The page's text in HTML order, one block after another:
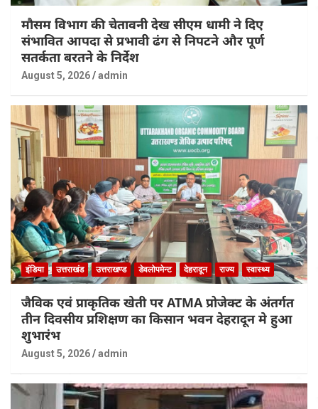
मौसम विभाग की चेतावनी देख सीएम धामी ने दिए
संभावित आपदा से प्रभावी ढंग से निपटने और पूर्ण
सतर्कता बरतने के निर्देश
August 5, 2026 admin
इंडिया उत्तराखंड उत्तराखण्ड डेवलोपमेन्ट देहरादून राज्य स्वास्थ्य
जैविक एवं प्राकृतिक खेती पर ATMA प्रोजेक्ट के अंतर्गत
तीन दिवसीय प्रशिक्षण का किसान भवन देहरादून मे हुआ
शुभारंभ
August 5, 2026 admin